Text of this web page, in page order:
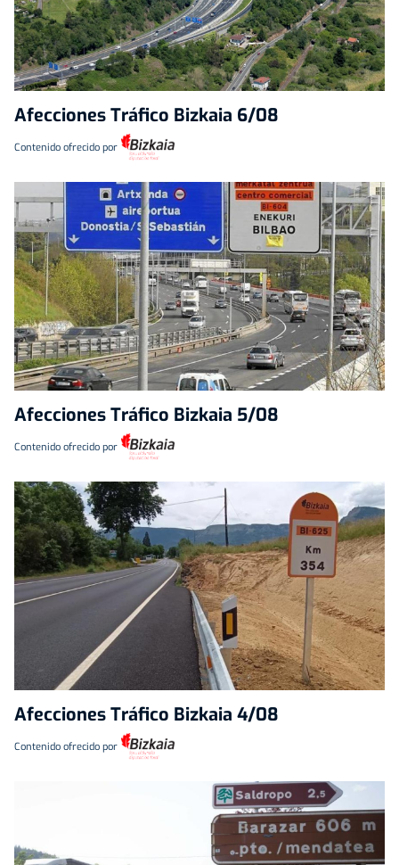
Afecciones Tráfico Bizkaia 6/08
Contenido ofrecido por
Afecciones Tráfico Bizkaia 5/08
Contenido ofrecido por
Afecciones Tráfico Bizkaia 4/08
Contenido ofrecido por